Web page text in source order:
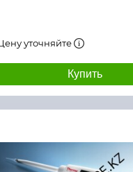
уточняйте
Купить